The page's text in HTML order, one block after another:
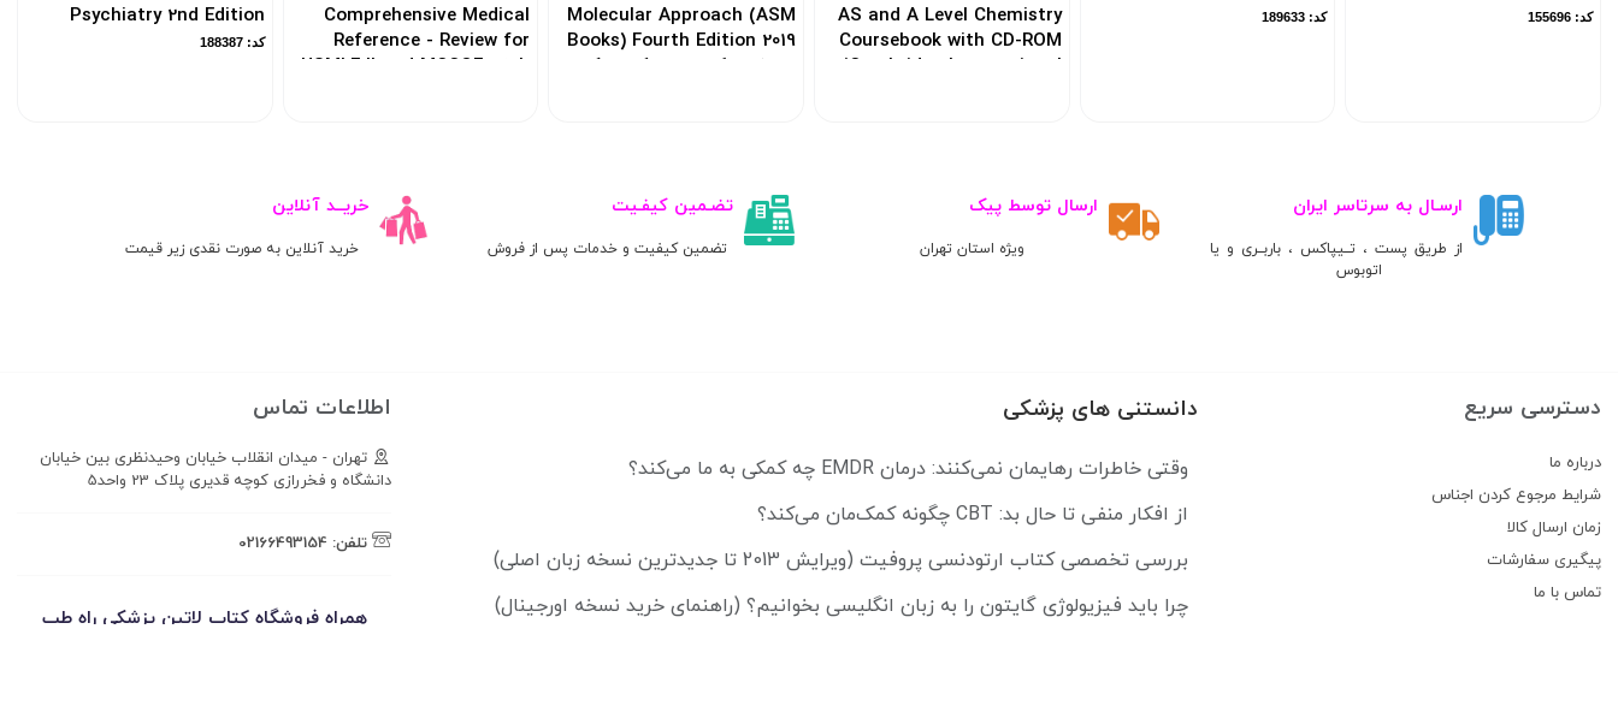
کد: 155696 کد: 189633
AS and A Level Chemistry
Coursebook with CD-ROM
(Cambridge International
Molecular Approach (ASM
Books) Fourth Edition 2019
پاتوژنز باکتریایی: یک رویکرد
Comprehensive Medical
Reference - Review for
USMLE II and MCCQE 36th
Psychiatry 2nd Edition
کد: 188387
ارسـال به سرتاسر ایران
از طریق پست ، تــیپاکس ، باربــری و یا
اتوبوس
ارسال توسط پیک
ویژه استان تهران
تضـمین کیفـیت
تضمین کیفیت و خدمات پس از فروش
خریــد آنلاین
خرید آنلاین به صورت نقدی زیر قیمت
دسترسی سریع
درباره ما
شرایط مرجوع کردن اجناس
زمان ارسال کالا
پیگیری سفارشات
تماس با ما
دانستنی های پزشکی
وقتی خاطرات رهایمان نمی‌کنند: درمان EMDR چه کمکی به ما می‌کند؟
از افکار منفی تا حال بد: CBT چگونه کمک‌مان می‌کند؟
بررسی تخصصی کتاب ارتودنسی پروفیت (ویرایش 2013 تا جدیدترین نسخه زبان اصلی)
چرا باید فیزیولوژی گایتون را به زبان انگلیسی بخوانیم؟ (راهنمای خرید نسخه اورجینال)
اطلاعات تماس
تهران - میدان انقلاب خیابان وحیدنظری بین خیابان
دانشگاه و فخررازی کوچه قدیری پلاک 23 واحد5
تلفن: 02166493154
همراه فروشگاه کتاب لاتین پزشکی راه طب